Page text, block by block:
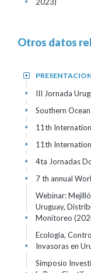
Otros datos
+
III Jornada
+
Southern
+
11th
+
11th
+
4ta Jornadas
+
7 th annual
+
Webinar:
Uruguay,
Monitoreo
+
Ecología,
Invasoras en
+
Simposio